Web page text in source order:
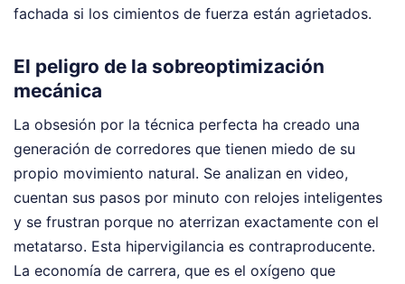
fachada si los cimientos de fuerza están agrietados.
El peligro de la sobreoptimización
mecánica
La obsesión por la técnica perfecta ha creado una
generación de corredores que tienen miedo de su
propio movimiento natural. Se analizan en video,
cuentan sus pasos por minuto con relojes inteligentes
y se frustran porque no aterrizan exactamente con el
metatarso. Esta hipervigilancia es contraproducente.
La economía de carrera, que es el oxígeno que